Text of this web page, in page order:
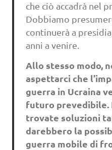
che ciò accadrà nel
Dobbiamo
continuerà a
anni a venire.
Allo stesso modo,
aspettarci che
guerra in Ucraina
futuro prevedibile.
trovate soluzioni
darebbero la
guerra mobile di